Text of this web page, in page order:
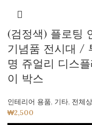
(검정색) 플로팅
기념품 전시대 /
명 쥬얼리 디스플
이 박스
인테리어 용품, 기타, 전체
₩2,500